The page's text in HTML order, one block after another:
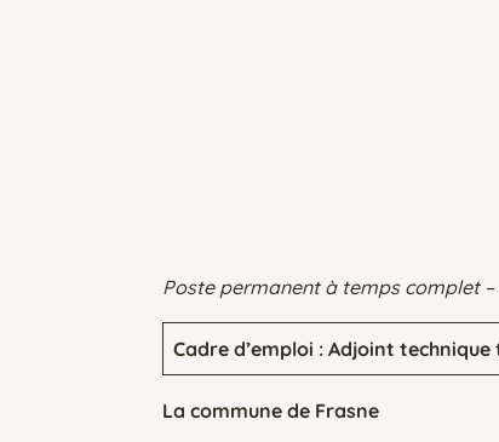
Poste permanent à temps complet
Cadre d’emploi : Adjoint
La commune de Frasne